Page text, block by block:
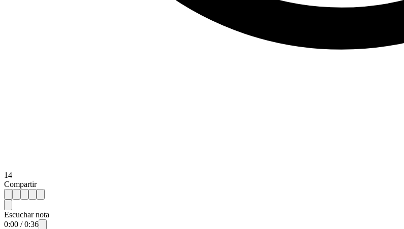
14
Compartir
Escuchar nota
0:00 /0:36